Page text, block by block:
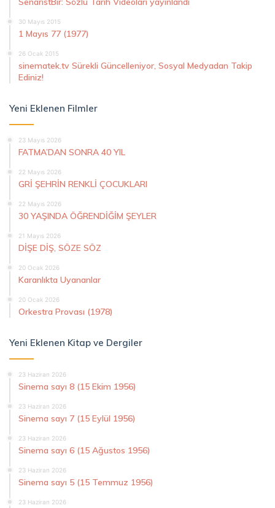
30 Mayıs 2015
1 Mayıs 77 (1977)
26 Ocak 2015
sinematek.tv Sürekli Güncelleniyor, Sosyal Medyadan Takip
Ediniz!
Yeni Eklenen Filmler
23 Mayıs 2026
FATMA’DAN SONRA 40 YIL
22 Mayıs 2026
GRİ ŞEHRİN RENKLİ ÇOCUKLARI
22 Mayıs 2026
30 YAŞINDA ÖĞRENDİĞİM ŞEYLER
21 Mayıs 2026
DİŞE DİŞ, SÖZE SÖZ
20 Ocak 2026
Karanlıkta Uyananlar
20 Ocak 2026
Orkestra Provası (1978)
Yeni Eklenen Kitap ve Dergiler
23 Haziran 2026
Sinema sayı 8 (15 Ekim 1956)
23 Haziran 2026
Sinema sayı 7 (15 Eylül 1956)
23 Haziran 2026
Sinema sayı 6 (15 Ağustos 1956)
23 Haziran 2026
Sinema sayı 5 (15 Temmuz 1956)
23 Haziran 2026